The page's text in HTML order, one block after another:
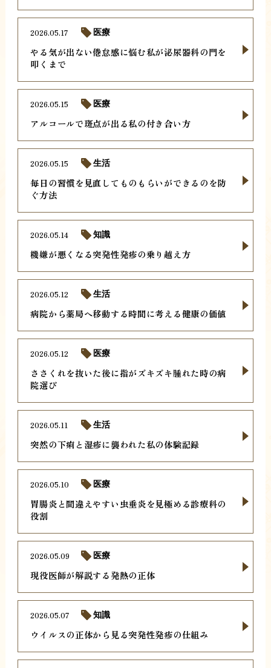
やる気が出ない倦怠感に悩む私が泌尿器科の門を
叩くまで
2026.05.17 医療
アルコールで斑点が出る私の付き合い方
2026.05.15 医療
毎日の習慣を見直してものもらいができるのを防
ぐ方法
2026.05.15 生活
機嫌が悪くなる突発性発疹の乗り越え方
2026.05.14 知識
病院から薬局へ移動する時間に考える健康の価値
2026.05.12 生活
ささくれを抜いた後に指がズキズキ腫れた時の病
院選び
2026.05.12 医療
突然の下痢と湿疹に襲われた私の体験記録
2026.05.11 生活
胃腸炎と間違えやすい虫垂炎を見極める診療科の
役割
2026.05.10 医療
現役医師が解説する発熱の正体
2026.05.09 医療
ウイルスの正体から見る突発性発疹の仕組み
2026.05.07 知識